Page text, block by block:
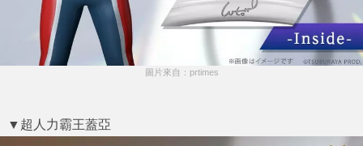
圖片來自：prtimes
▼超人力霸王蓋亞